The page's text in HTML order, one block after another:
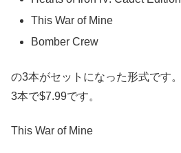
This War of Mine
Bomber Crew
の3本がセットになった形式です。
3本で$7.99です。
This War of Mine